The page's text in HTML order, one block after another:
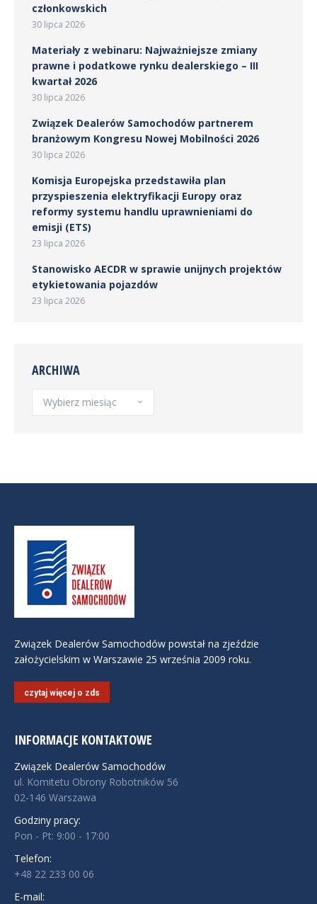
członkowskich
30 lipca 2026
Materiały z webinaru: Najważniejsze zmiany
prawne i podatkowe rynku dealerskiego – III
kwartał 2026
30 lipca 2026
Związek Dealerów Samochodów partnerem
branżowym Kongresu Nowej Mobilności 2026
30 lipca 2026
Komisja Europejska przedstawiła plan
przyspieszenia elektryfikacji Europy oraz
reformy systemu handlu uprawnieniami do
emisji (ETS)
23 lipca 2026
Stanowisko AECDR w sprawie unijnych projektów
etykietowania pojazdów
23 lipca 2026
ARCHIWA
Archiwa
Związek Dealerów Samochodów powstał na zjeździe
założycielskim w Warszawie 25 września 2009 roku.
czytaj więcej o zds
INFORMACJE KONTAKTOWE
Związek Dealerów Samochodów
ul. Komitetu Obrony Robotników 56
02-146 Warszawa
Godziny pracy:
Pon - Pt: 9:00 - 17:00
Telefon:
+48 22 233 00 06
E-mail: